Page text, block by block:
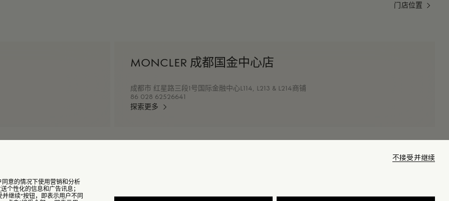
不接受并继续
同意的情况下使用营销和分析
个性化的信息和广告讯息；
继续”按钮，即表示用户不同
门店位置
MONCLER 成都国金中心店
成都市 红星路三段1号国际金融中心L114, L213 & L214商铺
86 028 62526641
探索更多